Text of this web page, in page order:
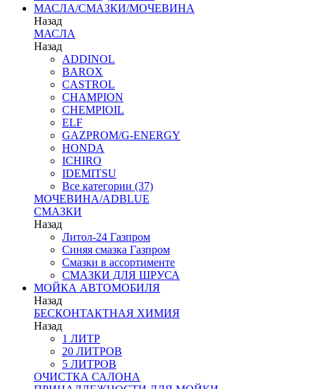
МАСЛА/СМАЗКИ/МОЧЕВИНА
Назад
МАСЛА
Назад
ADDINOL
BAROX
CASTROL
CHAMPION
CHEMPIOIL
ELF
GAZPROM/G-ENERGY
HONDA
ICHIRO
IDEMITSU
Все категории (37)
МОЧЕВИНА/ADBLUE
СМАЗКИ
Назад
Литол-24 Газпром
Синяя смазка Газпром
Смазки в ассортименте
СМАЗКИ ДЛЯ ШРУСА
МОЙКА АВТОМОБИЛЯ
Назад
БЕСКОНТАКТНАЯ ХИМИЯ
Назад
1 ЛИТР
20 ЛИТРОВ
5 ЛИТРОВ
ОЧИСТКА САЛОНА